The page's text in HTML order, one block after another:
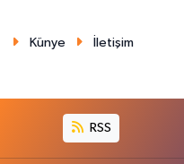
Künye İletişim
RSS